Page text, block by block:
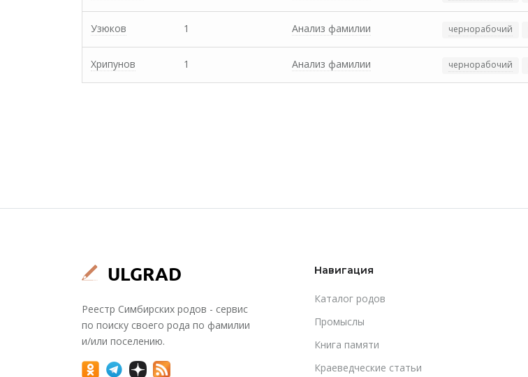
Узюков 1 Анализ фамилии чернорабочий
Хрипунов 1 Анализ фамилии чернорабочий
Реестр Симбирских родов - сервис
по поиску своего рода по фамилии
и/или поселению.
Навигация
Каталог родов
Промыслы
Книга памяти
Краеведческие статьи